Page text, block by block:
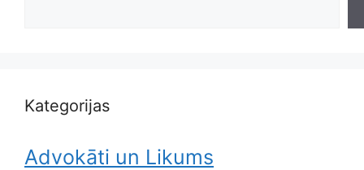
Kategorijas
Advokāti un Likums